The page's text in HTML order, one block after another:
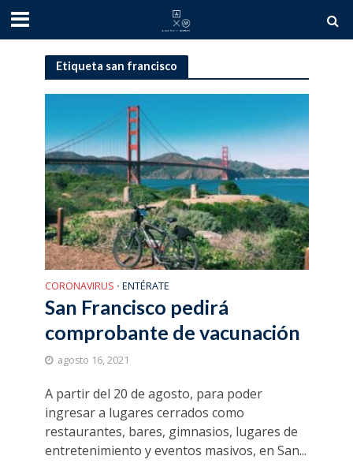
Etiqueta san francisco
CORONAVIRUS • ENTÉRATE
San Francisco pedirá
comprobante de vacunación
agosto 16, 2021
A partir del 20 de agosto, para poder
ingresar a lugares cerrados como
restaurantes, bares, gimnasios, lugares de
entretenimiento y eventos masivos, en San...